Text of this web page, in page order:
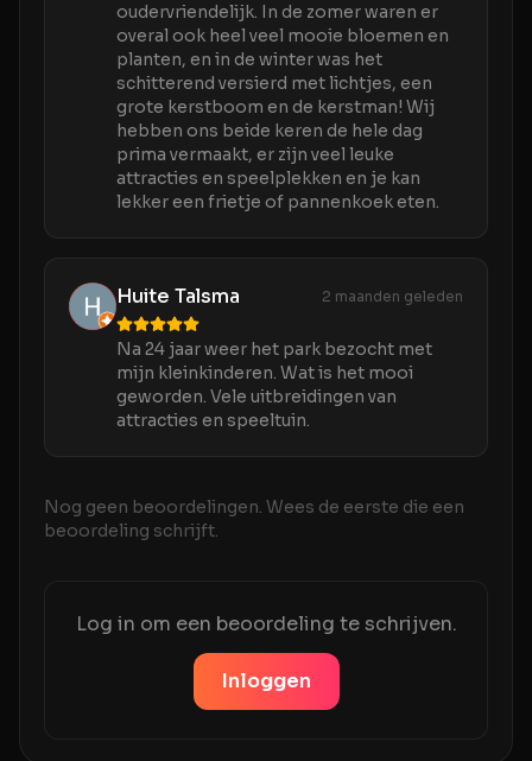
oudervriendelijk. In de zomer waren er
overal ook heel veel mooie bloemen en
planten, en in de winter was het
schitterend versierd met lichtjes, een
grote kerstboom en de kerstman! Wij
hebben ons beide keren de hele dag
prima vermaakt, er zijn veel leuke
attracties en speelplekken en je kan
lekker een frietje of pannenkoek eten.
Huite Talsma 2 maanden geleden
Na 24 jaar weer het park bezocht met
mijn kleinkinderen. Wat is het mooi
geworden. Vele uitbreidingen van
attracties en speeltuin.
Nog geen beoordelingen. Wees de eerste die een
beoordeling schrijft.
Log in om een beoordeling te schrijven.
Inloggen